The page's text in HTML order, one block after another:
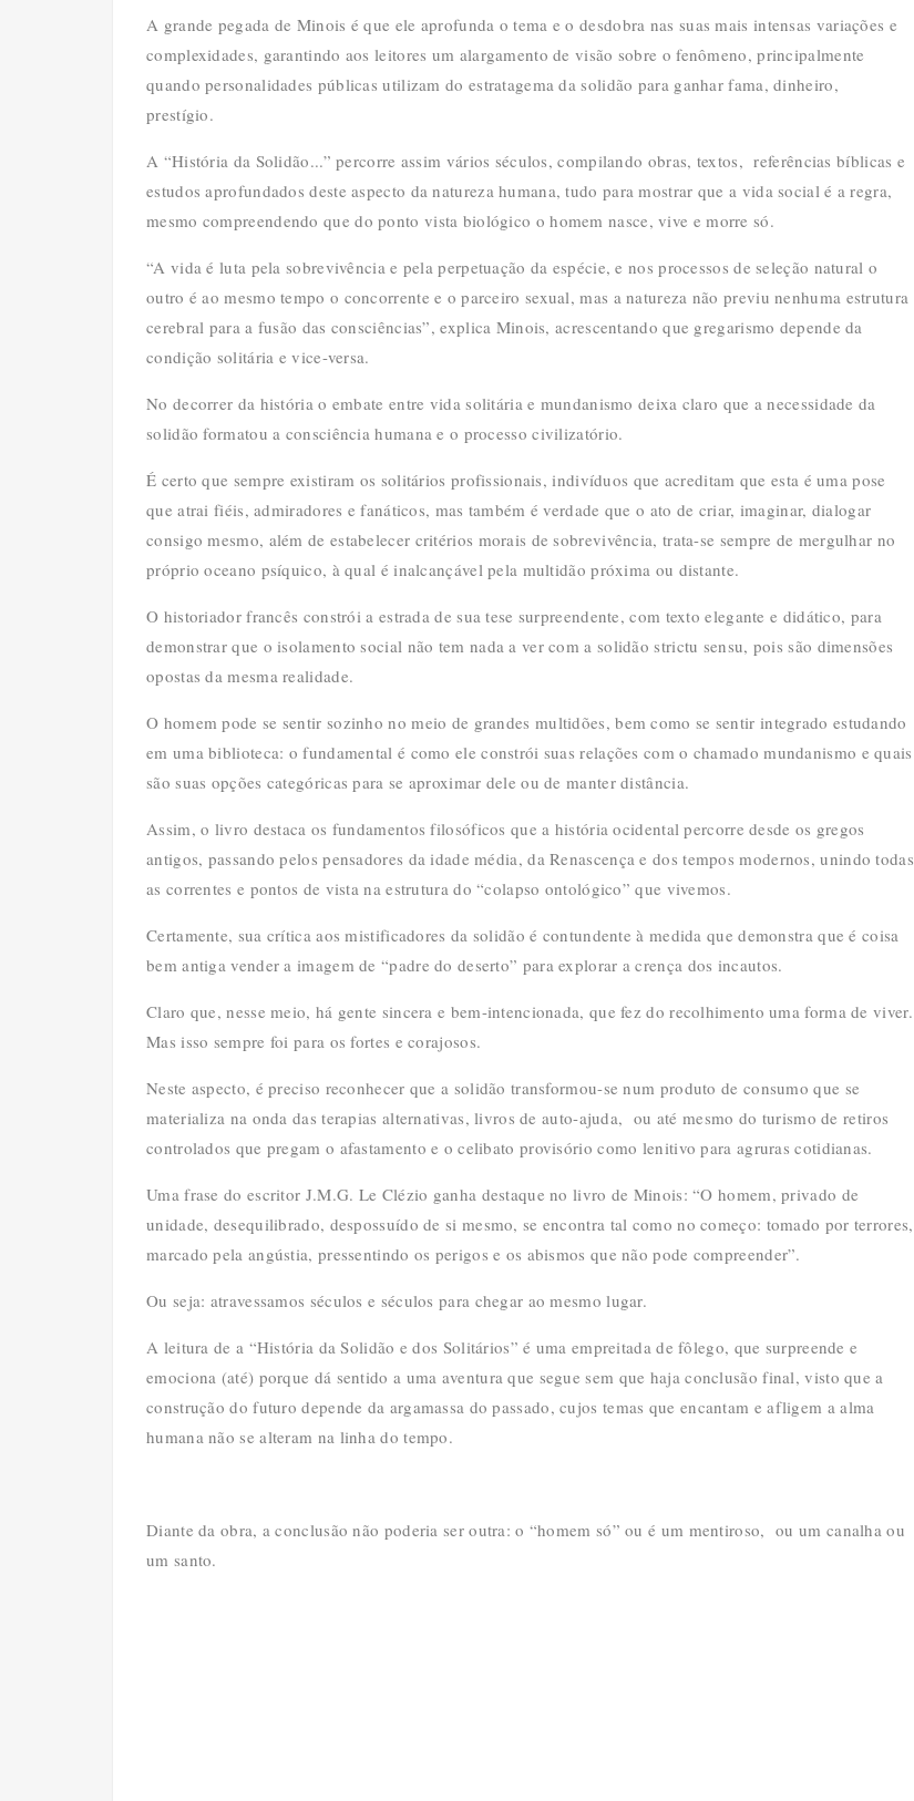
A grande pegada de Minois é que ele aprofunda o tema e o desdobra nas suas mais intensas variações e
complexidades, garantindo aos leitores um alargamento de visão sobre o fenômeno, principalmente
quando personalidades públicas utilizam do estratagema da solidão para ganhar fama, dinheiro,
prestígio.
A “História da Solidão...” percorre assim vários séculos, compilando obras, textos, referências bíblicas e
estudos aprofundados deste aspecto da natureza humana, tudo para mostrar que a vida social é a regra,
mesmo compreendendo que do ponto vista biológico o homem nasce, vive e morre só.
“A vida é luta pela sobrevivência e pela perpetuação da espécie, e nos processos de seleção natural o
outro é ao mesmo tempo o concorrente e o parceiro sexual, mas a natureza não previu nenhuma estrutura
cerebral para a fusão das consciências”, explica Minois, acrescentando que gregarismo depende da
condição solitária e vice-versa.
No decorrer da história o embate entre vida solitária e mundanismo deixa claro que a necessidade da
solidão formatou a consciência humana e o processo civilizatório.
É certo que sempre existiram os solitários profissionais, indivíduos que acreditam que esta é uma pose
que atrai fiéis, admiradores e fanáticos, mas também é verdade que o ato de criar, imaginar, dialogar
consigo mesmo, além de estabelecer critérios morais de sobrevivência, trata-se sempre de mergulhar no
próprio oceano psíquico, à qual é inalcançável pela multidão próxima ou distante.
O historiador francês constrói a estrada de sua tese surpreendente, com texto elegante e didático, para
demonstrar que o isolamento social não tem nada a ver com a solidão strictu sensu, pois são dimensões
opostas da mesma realidade.
O homem pode se sentir sozinho no meio de grandes multidões, bem como se sentir integrado estudando
em uma biblioteca: o fundamental é como ele constrói suas relações com o chamado mundanismo e quais
são suas opções categóricas para se aproximar dele ou de manter distância.
Assim, o livro destaca os fundamentos filosóficos que a história ocidental percorre desde os gregos
antigos, passando pelos pensadores da idade média, da Renascença e dos tempos modernos, unindo todas
as correntes e pontos de vista na estrutura do “colapso ontológico” que vivemos.
Certamente, sua crítica aos mistificadores da solidão é contundente à medida que demonstra que é coisa
bem antiga vender a imagem de “padre do deserto” para explorar a crença dos incautos.
Claro que, nesse meio, há gente sincera e bem-intencionada, que fez do recolhimento uma forma de viver.
Mas isso sempre foi para os fortes e corajosos.
Neste aspecto, é preciso reconhecer que a solidão transformou-se num produto de consumo que se
materializa na onda das terapias alternativas, livros de auto-ajuda, ou até mesmo do turismo de retiros
controlados que pregam o afastamento e o celibato provisório como lenitivo para agruras cotidianas.
Uma frase do escritor J.M.G. Le Clézio ganha destaque no livro de Minois: “O homem, privado de
unidade, desequilibrado, despossuído de si mesmo, se encontra tal como no começo: tomado por terrores,
marcado pela angústia, pressentindo os perigos e os abismos que não pode compreender”.
Ou seja: atravessamos séculos e séculos para chegar ao mesmo lugar.
A leitura de a “História da Solidão e dos Solitários” é uma empreitada de fôlego, que surpreende e
emociona (até) porque dá sentido a uma aventura que segue sem que haja conclusão final, visto que a
construção do futuro depende da argamassa do passado, cujos temas que encantam e afligem a alma
humana não se alteram na linha do tempo.
Diante da obra, a conclusão não poderia ser outra: o “homem só” ou é um mentiroso, ou um canalha ou
um santo.